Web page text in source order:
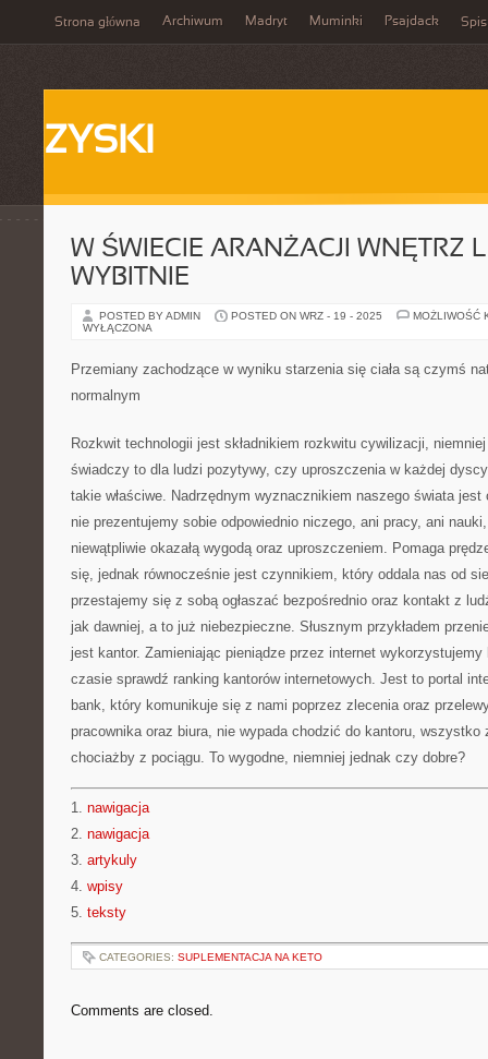
Strona główna Archiwum Madryt Muminki Psajdack Spis
ZYSKI
W ŚWIECIE ARANŻACJI WNĘTRZ
WYBITNIE
POSTED BY ADMIN POSTED ON WRZ - 19 - 2025
MOŻLIWOŚĆ
WYŁĄCZONA
Przemiany zachodzące w wyniku starzenia się ciała są czymś
normalnym
Rozkwit technologii jest składnikiem rozkwitu cywilizacji,
świadczy to dla ludzi pozytywy, czy uproszczenia w każdej
takie właściwe. Nadrzędnym wyznacznikiem naszego świata
nie prezentujemy sobie odpowiednio niczego, ani pracy, ani
niewątpliwie okazałą wygodą oraz uproszczeniem. Pomaga
się, jednak równocześnie jest czynnikiem, który oddala nas od
przestajemy się z sobą ogłaszać bezpośrednio oraz kontakt z
jak dawniej, a to już niebezpieczne. Słusznym przykładem
jest kantor. Zamieniając pieniądze przez internet
czasie sprawdź ranking kantorów internetowych. Jest to portal
bank, który komunikuje się z nami poprzez zlecenia oraz
pracownika oraz biura, nie wypada chodzić do kantoru, wszystko
chociażby z pociągu. To wygodne, niemniej jednak czy dobre?
1. nawigacja
2. nawigacja
3. artykuly
4. wpisy
5. teksty
CATEGORIES: SUPLEMENTACJA NA KETO
Comments are closed.